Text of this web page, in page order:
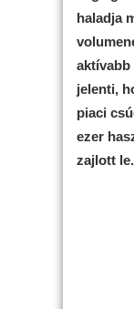
haladja
jelenti,
piaci
ezer
zajlott le.